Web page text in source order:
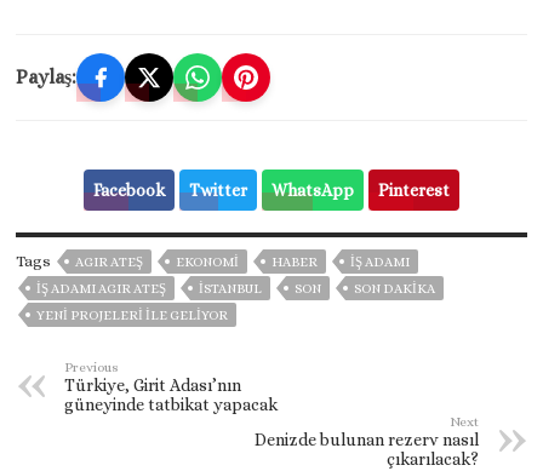
Paylaş:
Facebook Twitter WhatsApp Pinterest
Tags AGIR ATEŞ EKONOMİ HABER
İŞ ADAMI
İŞ ADAMI AGIR ATEŞ
ISTANBUL SON
SON DAKIKA
YENI PROJELERI ILE GELIYOR
Previous
Türkiye, Girit Adası’nın
güneyinde tatbikat yapacak
Next
Denizde bulunan rezerv nasıl
çıkarılacak?